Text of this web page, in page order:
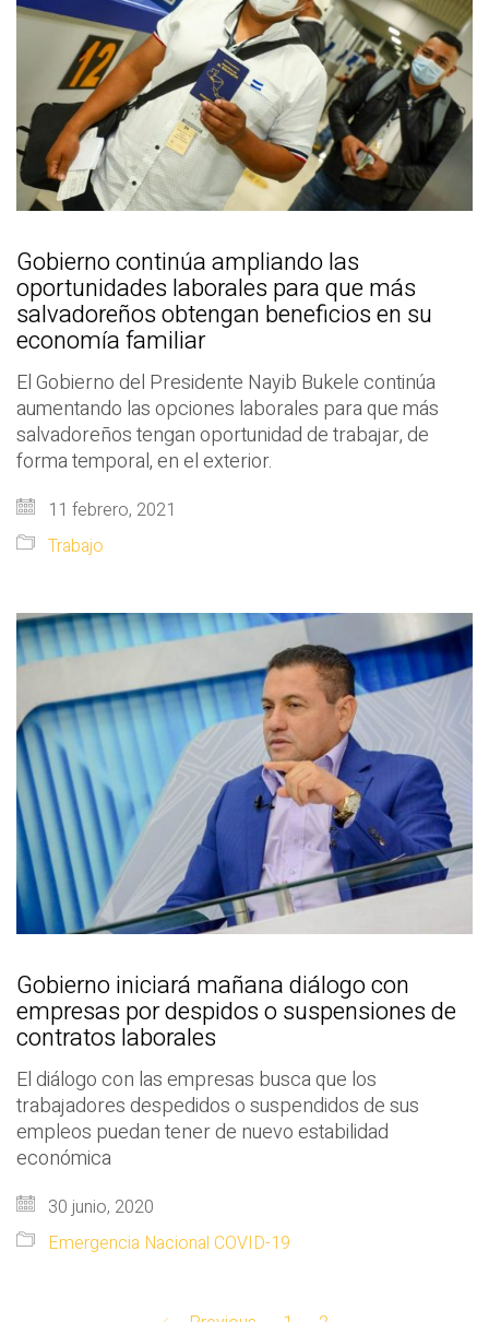
Gobierno continúa ampliando las
oportunidades laborales para que más
salvadoreños obtengan beneficios en su
economía familiar
El Gobierno del Presidente Nayib Bukele continúa
aumentando las opciones laborales para que más
salvadoreños tengan oportunidad de trabajar, de
forma temporal, en el exterior.
11 febrero, 2021
Trabajo
Gobierno iniciará mañana diálogo con
empresas por despidos o suspensiones de
contratos laborales
El diálogo con las empresas busca que los
trabajadores despedidos o suspendidos de sus
empleos puedan tener de nuevo estabilidad
económica
30 junio, 2020
Emergencia Nacional COVID-19